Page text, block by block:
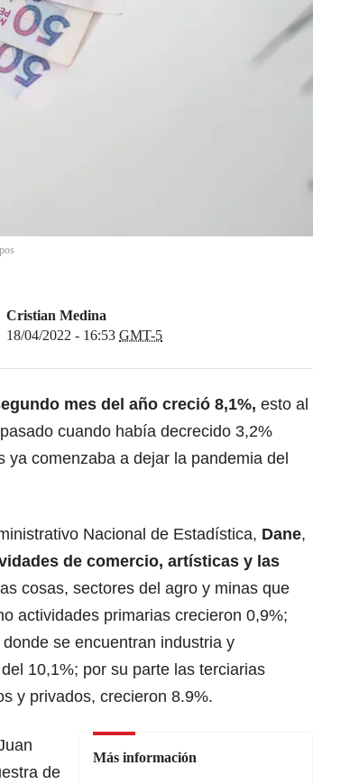
Cristian Medina
18/04/2022 - 16:53 GMT-5
mes del año creció 8,1%, esto al
cuando había decrecido 3,2%
comenzaba a dejar la pandemia del
Nacional de Estadística, Dane,
de comercio, artísticas y las
cosas, sectores del agro y minas que
actividades primarias crecieron 0,9%;
se encuentran industria y
10,1%; por su parte las terciarias
y privados, crecieron 8.9%.
Más información
de